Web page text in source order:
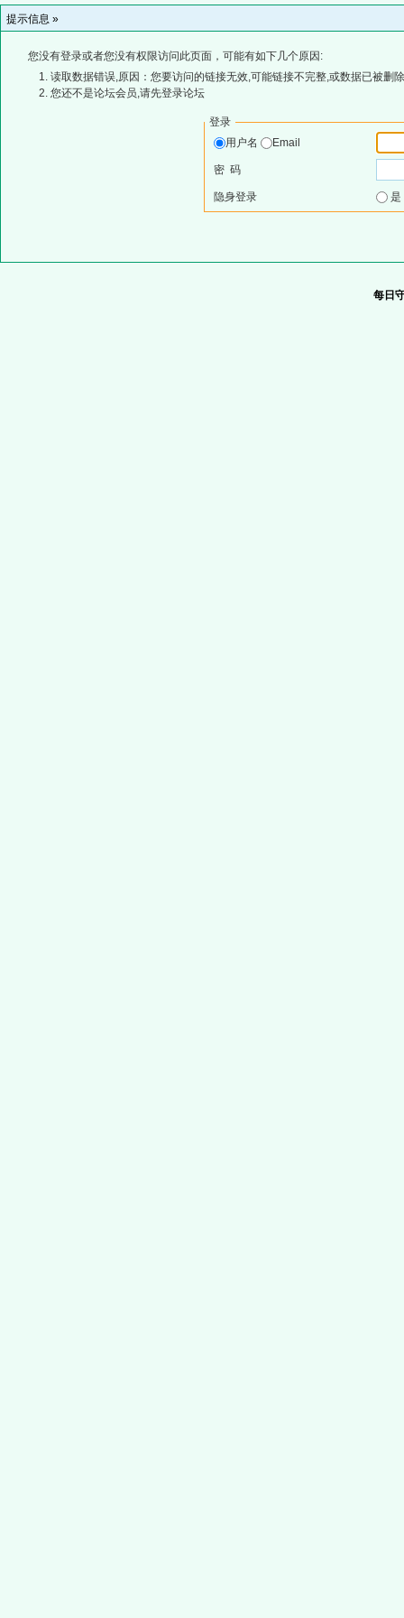
提示信息 »
您没有登录或者您没有权限访问此页面，可能有如下几个原因:
读取数据错误,原因：您要访问的链接无效,可能链接不完整,或数据已被删
您还不是论坛会员,请先登录论坛
登录
用户名
Email
密 码
隐身登录
每日